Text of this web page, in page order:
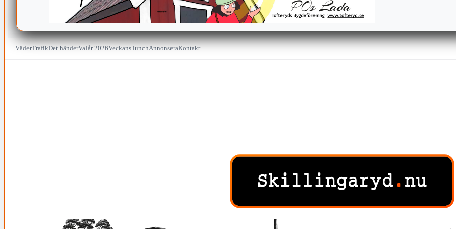
VäderTrafikDet händerValår 2026Veckans lunchAnnonseraKontakt